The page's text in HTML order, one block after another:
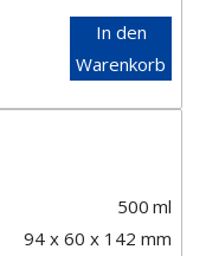
In den
Warenkorb
500 ml
94 x 60 x 142 mm